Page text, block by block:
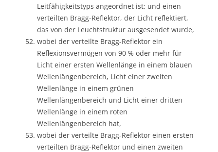
Leitfähigkeitstyps angeordnet ist; und einen
verteilten Bragg-Reflektor, der Licht reflektiert,
das von der Leuchtstruktur ausgesendet wurde,
wobei der verteilte Bragg-Reflektor ein
Reflexionsvermögen von 90 % oder mehr für
Licht einer ersten Wellenlänge in einem blauen
Wellenlängenbereich, Licht einer zweiten
Wellenlänge in einem grünen
Wellenlängenbereich und Licht einer dritten
Wellenlänge in einem roten
Wellenlängenbereich hat,
wobei der verteilte Bragg-Reflektor einen ersten
verteilten Bragg-Reflektor und einen zweiten